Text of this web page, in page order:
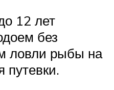
12 лет
без
ловли рыбы на
путевки.